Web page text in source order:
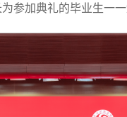
参加典礼的毕业生一一